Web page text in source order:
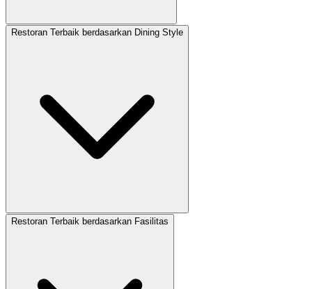
Restoran Terbaik berdasarkan Dining Style
Restoran Terbaik berdasarkan Fasilitas